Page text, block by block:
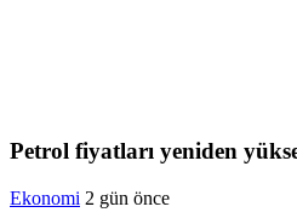
Petrol fiyatları yeniden
Ekonomi 2 gün önce